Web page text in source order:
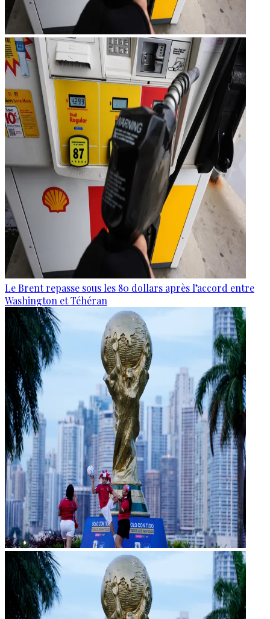
Le Brent repasse sous les 80 dollars après l’accord entre
Washington et Téhéran